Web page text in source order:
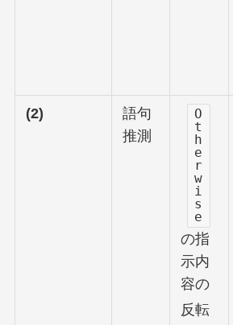
(2)
語句
推測
O
t
h
e
r
w
i
s
e
の指
示内
容の
反転